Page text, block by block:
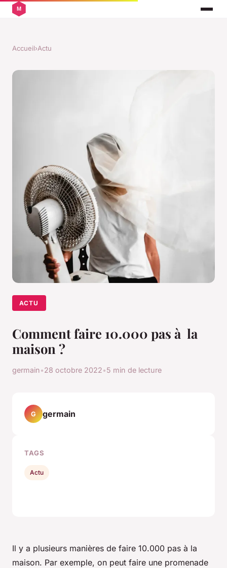
Accueil›Actu
ACTU
Comment faire 10.000 pas à la
maison ?
germain•28 octobre 2022•5 min de lecture
Il y a plusieurs manières de faire 10.000 pas à la
maison. Par exemple, on peut faire une promenade
G germain
TAGS
Actu